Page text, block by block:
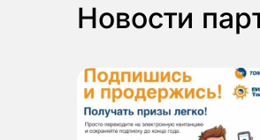
Новости